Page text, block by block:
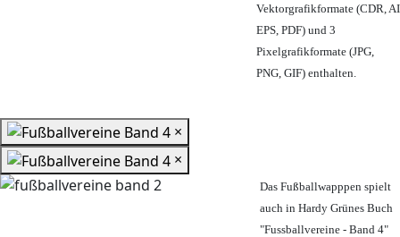
Vektorgrafikformate (CDR, AI
EPS, PDF) und 3
Pixelgrafikformate (JPG,
PNG, GIF) enthalten.
×
×
Das Fußballwapppen spielt
auch in Hardy Grünes Buch
"Fussballvereine - Band 4"